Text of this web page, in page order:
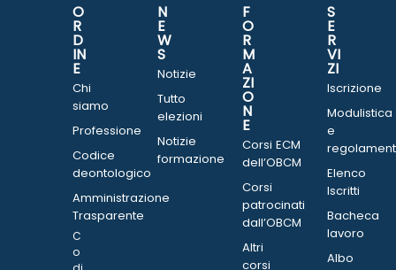
O
R
D
IN
E
Chi
siamo
Professione
Codice
deontologico
Amministrazione
Trasparente
C
o
N
E
W
S
Notizie
Tutto
elezioni
Notizie
formazione
F
O
R
M
A
ZI
O
N
E
Corsi ECM
dell’OBCM
Corsi
patrocinati
dall’OBCM
Altri
corsi
S
E
R
VI
ZI
Iscrizione
Modulistica
e
Elenco
Iscritti
Bacheca
lavoro
Albo